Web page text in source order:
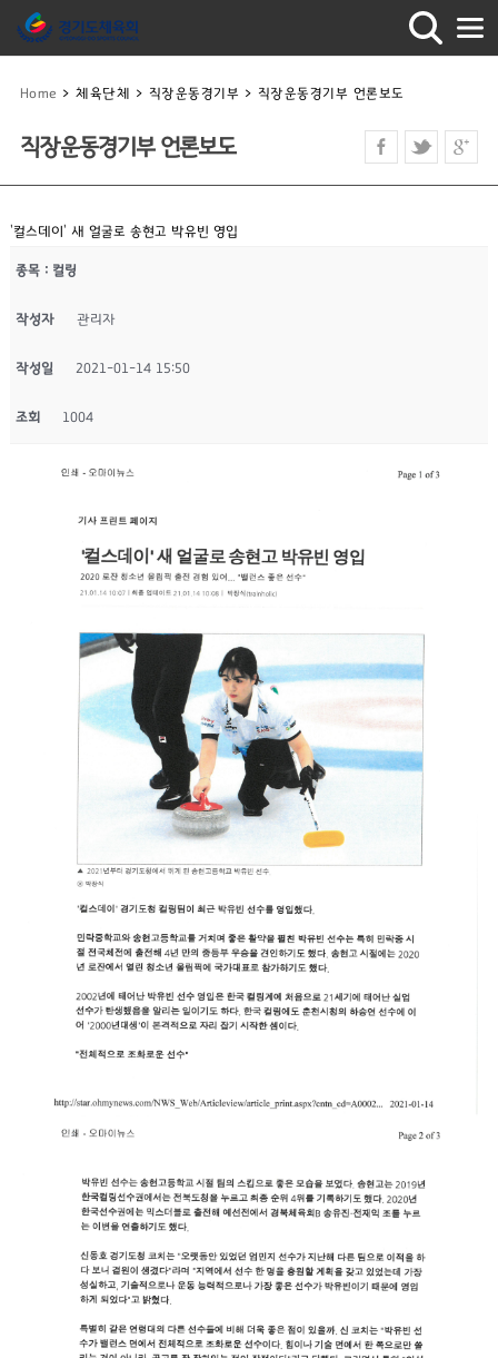
Home >체육단체 > 직장운동경기부 > 직장운동경기부 언론보도
직장운동경기부 언론보도
'컬스데이' 새 얼굴로 송현고 박유빈 영입
종목 : 컬링
작성자 관리자
작성일 2021-01-14 15:50
조회 1004